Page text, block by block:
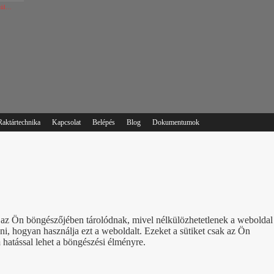
Kapcsolat Belépés Blog Dokumentumok
Ön böngészőjében tárolódnak, mivel nélkülözhetetlenek a weboldal
hogyan használja ezt a weboldalt. Ezeket a sütiket csak az Ön
lehet a böngészési élményre.